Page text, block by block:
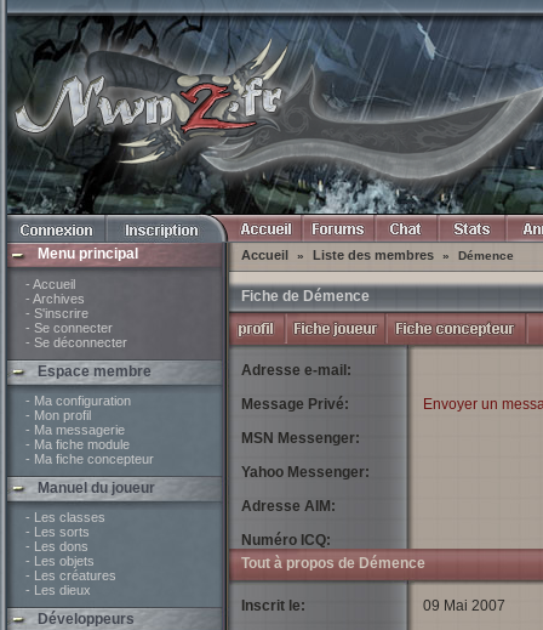
Menu principal
- Accueil
- Archives
- S'inscrire
- Se connecter
- Se déconnecter
Espace membre
- Ma configuration
- Mon profil
- Ma messagerie
- Ma fiche module
- Ma fiche concepteur
Manuel du joueur
- Les classes
- Les sorts
- Les dons
- Les objets
- Les créatures
- Les dieux
Développeurs
Accueil » Liste des membres » Démence
Fiche de Démence
Adresse e-mail:
Message Privé:
MSN Messenger:
Yahoo Messenger:
Adresse AIM:
Numéro ICQ:
Envoyer un
Tout à propos de Démence
Inscrit le:
09 Mai 2007